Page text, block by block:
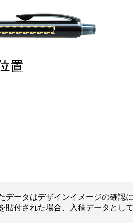
データはデザインイメージの確認に
貼付された場合、入稿データとして